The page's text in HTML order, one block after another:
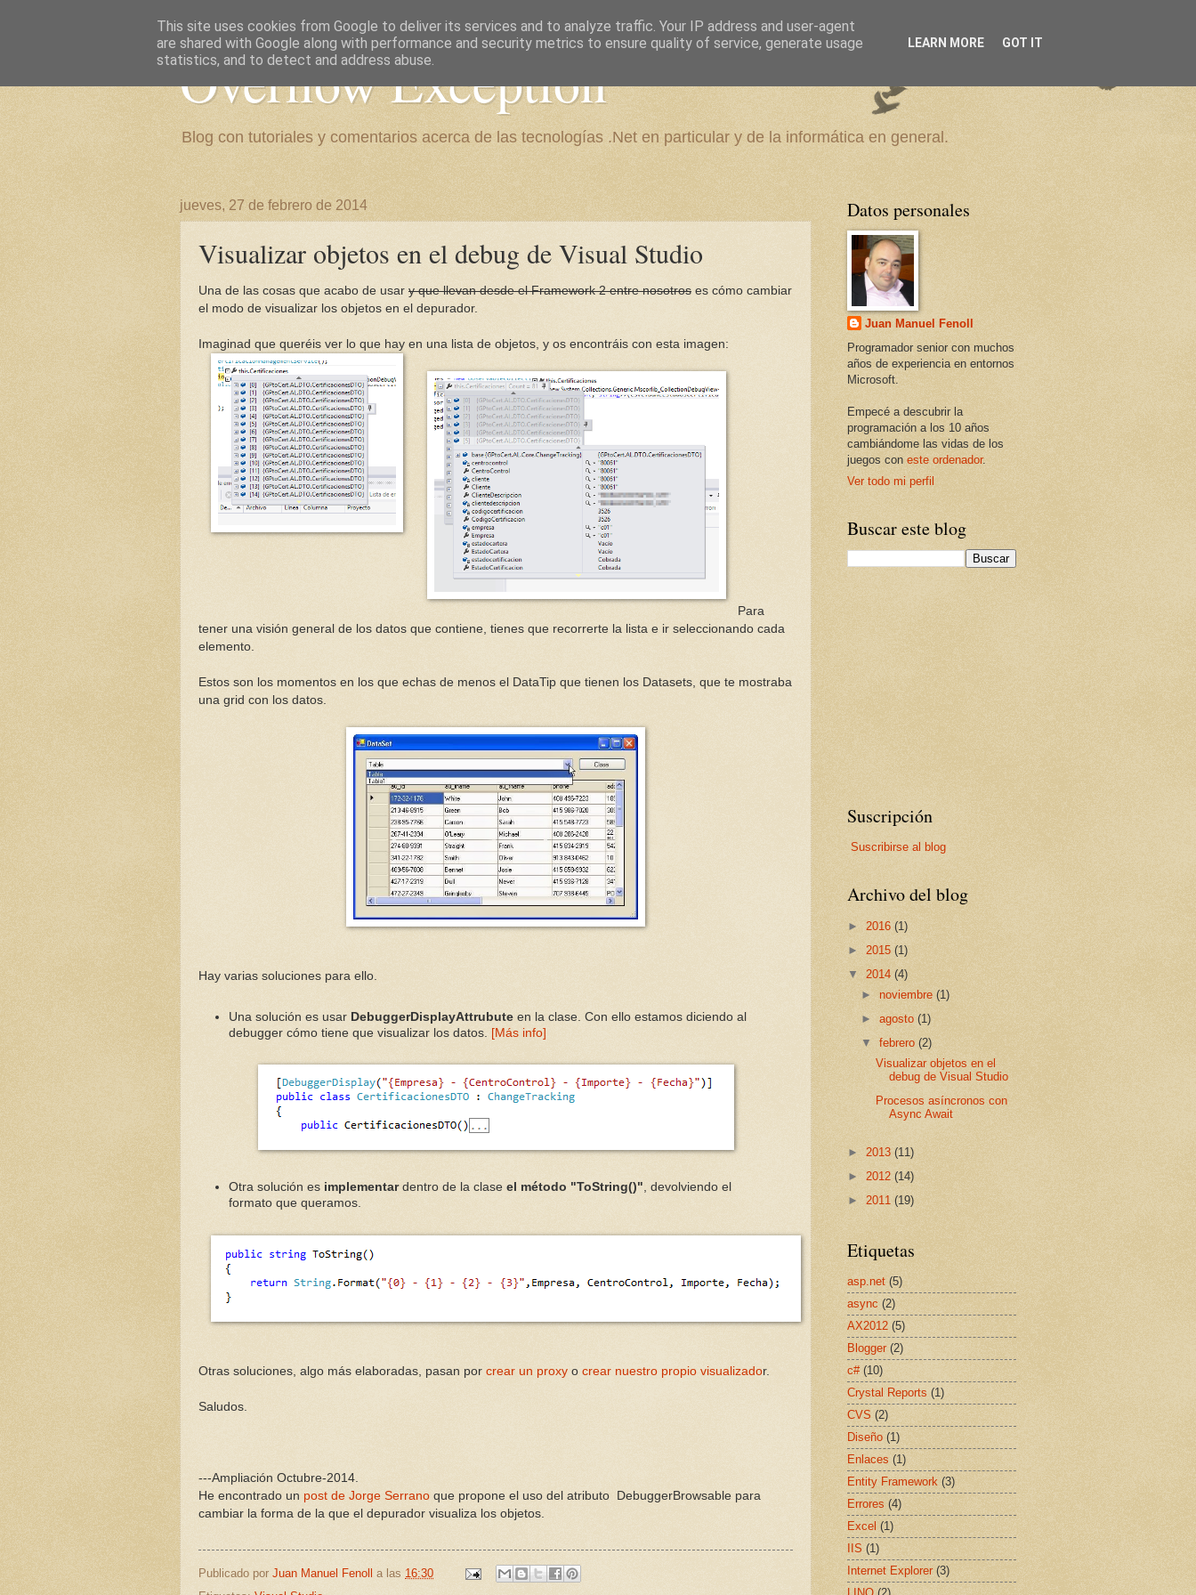
Overflow Exception
Blog con tutoriales y comentarios acerca de las tecnologías .Net en particular y de la informática en general.
jueves, 27 de febrero de 2014
Visualizar objetos en el debug de Visual Studio
Una de las cosas que acabo de usar y que llevan desde el Framework 2 entre nosotros es cómo cambiar
el modo de visualizar los objetos en el depurador.
Imaginad que queréis ver lo que hay en una lista de objetos, y os encontráis con esta imagen:
Para
tener una visión general de los datos que contiene, tienes que recorrerte la lista e ir seleccionando cada
elemento.
Estos son los momentos en los que echas de menos el DataTip que tienen los Datasets, que te mostraba
una grid con los datos.
Hay varias soluciones para ello.
Una solución es usar DebuggerDisplayAttrubuteen la clase. Con ello estamos diciendo al
debugger cómo tiene que visualizar los datos. [Más info]
Otra solución esimplementar dentro de la clase el método "ToString()", devolviendo el
formato que queramos.
Otras soluciones, algo más elaboradas, pasan por crear un proxy o crear nuestro propio visualizador.
Saludos.
---Ampliación Octubre-2014.
He encontrado un post de Jorge Serrano que propone el uso del atributo DebuggerBrowsable para
cambiar la forma de la que el depurador visualiza los objetos.
Publicado por Juan Manuel Fenoll a las 16:30
Datos personales
Juan Manuel Fenoll
Programador senior con muchos
años de experiencia en entornos
Microsoft.
Empecé a descubrir la
programación a los 10 años
cambiándome las vidas de los
juegos con este ordenador.
Ver todo mi perfil
Buscar este blog
Suscripción
Suscribirse al blog
Archivo del blog
► 2016 (1)
► 2015 (1)
▼ 2014 (4)
► noviembre(1)
►agosto(1)
▼febrero(2)
Visualizar objetos en el
debug de Visual Studio
Procesos asíncronos con
Async Await
► 2013 (11)
► 2012 (14)
► 2011 (19)
Etiquetas
asp.net (5)
async (2)
AX2012 (5)
Blogger (2)
c# (10)
Crystal Reports (1)
CVS (2)
Diseño (1)
Enlaces (1)
Entity Framework (3)
Errores (4)
Excel (1)
IIS (1)
Internet Explorer (3)
This site uses cookies from Google to deliver its services and to analyze traffic. Your IP address and user-agent
are shared with Google along with performance and security metrics to ensure quality of service, generate usage
statistics, and to detect and address abuse.
LEARN MORE GOT IT